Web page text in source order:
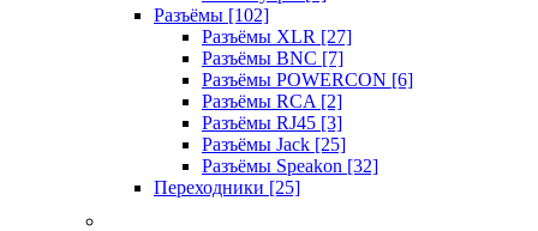
Разъёмы [102]
Разъёмы XLR [27]
Разъёмы BNC [7]
Разъёмы POWERCON [6]
Разъёмы RCA [2]
Разъёмы RJ45 [3]
Разъёмы Jack [25]
Разъёмы Speakon [32]
Переходники [25]